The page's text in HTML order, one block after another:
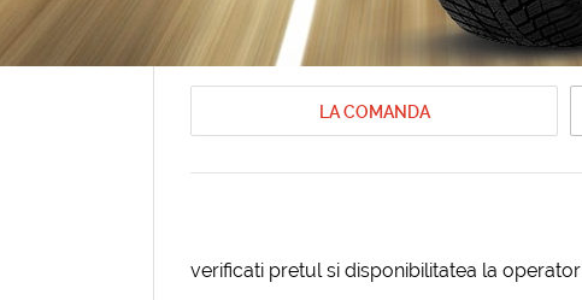
Anvelope de vara Pirelli Anvelope de vara 205/60 R16
Cod produs: AT-87116
LA COMANDA
verificati pretul si disponibilitatea la operator